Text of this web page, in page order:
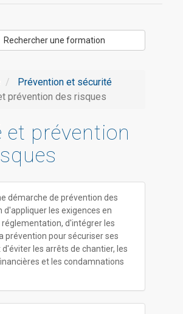
Rechercher une formation
Prévention et sécurité
prévention des risques
et prévention
démarche de prévention des
d'appliquer les exigences en
d'intégrer les
prévention pour sécuriser ses
les arrêts de chantier, les
et les condamnations